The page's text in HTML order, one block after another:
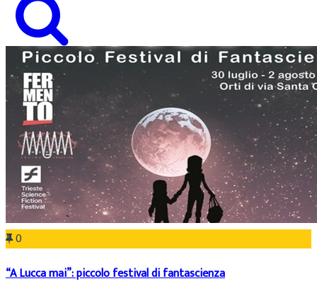
0
“A Lucca mai”: piccolo festival di fantascienza